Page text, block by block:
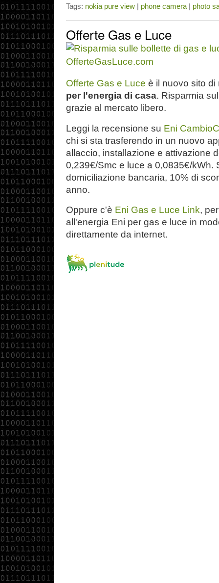
Tags: nokia pure view | phone camera | photo
Offerte Gas e Luce
Offerte Gas e Luce è il nuovo sito
per l'energia di casa. Risparmia
grazie al mercato libero.
Leggi la recensione su Eni
chi si sta trasferendo in un nuovo
allaccio, installazione e attivazione
0,239€/Smc e luce a 0,0835€/kWh.
domiciliazione bancaria, 10% di
anno.
Oppure c'è Eni Gas e Luce Link,
all'energia Eni per gas e luce in
direttamente da internet.